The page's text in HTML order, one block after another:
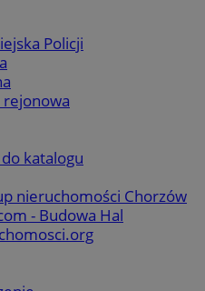
Policji
katalogu
nieruchomości Chorzów
- Budowa Hal